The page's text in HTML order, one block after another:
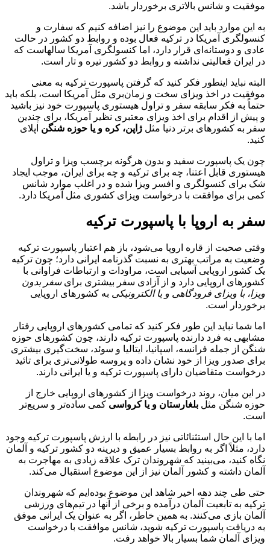
موفقیت و شانس بالاتری برخوردار باشد.
به این موارد باید این موضوع را نیز اضافه کنیم که سفارت و
کنسولگری آمریکا در ترکیه فعال بوده و روابط دو کشور در حالت
عادی و دوستانه‌ای قرار دارد، اما کنسولگری آمریکا سالهاست که
در ایران فعالیتی نداشته و روابط دو کشور تیره و تار است.
البته نباید اینطور فکر کنید که گرفتن پاسپورت ترکیه به معنی
موفقیت در اخذ ویزای سخت و زمان‌بری مثل آمریکا است، بلکه باید
حتماً به فکر سابقه سفر و تراول هیستوری پاسپورت خود نیز باشید
و پیش از اقدام برای اخذ ویزای معتبری نظیر آمریکا، برای چندین
سفر به کشورهای برتر دنیا مثل ژاپن، کره و یا حوزه شنگن اپلای
کنید.
چون یک پاسپورت سفید و بدون هرگونه برچسب ویزا و تراول
هیستوری قابل اعتنا، چه برای ترکیه و چه برای ایران، موجب ایجاد
شک برای کنسولگری و افسر ویزا شده و در اغلب موارد شانس
کمی برای موافقت با درخواست ویزای کشوری مثل آمریکا دارد.
سفر به اروپا با پاسپورت ترکیه
وقتی صحبت از قاره اروپا می‌شود، باز هم اعتبار پاسپورت ترکیه
وضعیت به مراتب بهتری به نسبت گذرنامه ایرانی دارد؛ چون ترکیه
یک کشور اروپایی آسیایی است، مراودات و ارتباطات فراوانی با
کشورهای اروپایی دارد و از آزادی سفر بیشتری برای سفر بدون
ویزا، با ویزای فرودگاهی و یا الکترونیکی به کشورهای اروپایی
برخوردار است.
اما شما نباید این طور فکر کنید که تمامی کشورهای اروپایی رفتار
مشابهی به فرد دارنده پاسپورت ترکیه دارند، چون کشورهای حوزه
شنگن از جمله فرانسه، اسپانیا، ایتالیا و سوئد، سخت‌گیری بیشتری
برای صدور ویزا از خود نشان داده و پروسه طولانی‌تری برای تائید
درخواست متقاضیان دارای پاسپورت ترکیه و یا ایرانی دارند.
در این میان، روند درخواست ویزا از کشورهای اروپایی خارج از
حوزه شنگن مثل بلغارستان و یا کرواسی کمی ساده‌تر و سریع‌تر
است.
اما با این حال استثنائاتی نیز در رابطه با ارزش پاسپورت ترکیه وجود
دارد، مثلاً اگر به روابط بسیار عمیق و دیرینه دو کشور ترکیه و آلمان
نگاه کنید، می‌بینید که شهروندان ترک علاقه زیادی به مهاجرت به
آلمان داشته و کشور آلمان نیز از این موضوع استقبال می‌کند.
حتی طی چند دهه اخیر شاهد این موضوع بوده‌ایم که شهروندان
ترکیه به تابعیت آلمان درآمده و برخی از آنها در تیم‌های ورزشی
آلمان بازی می‌کنند. به همین خاطر، اگر به عنوان یک ایرانی موفق
به دریافت پاسپورت ترکیه شوید، شانس موافقت با درخواست
ویزای آلمان شما بسیار بالا خواهد رفت.